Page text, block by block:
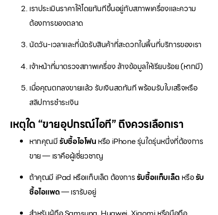
เราประเมินราคาให้โดยทันทีขึ้นอยู่กับสภาพเครื่องและความ
ต้องการของตลาด
นัดวัน-เวลาและที่นัดรับสินค้าที่สะดวกในพื้นที่บริการของเรา
เจ้าหน้าที่มาตรวจสภาพเครื่อง ล้างข้อมูลให้เรียบร้อย (หากมี)
เมื่อคุณตกลงขายแล้ว รับเงินสดทันที พร้อมรับใบเสร็จหรือ
สลิปการชำระเงิน
เหตุใด “ขายอุปกรณ์ไอที” ถึงควรเลือกเรา
หากคุณมีรับซื้อไอโฟน หรือ iPhone รุ่นใดรุ่นหนึ่งที่ต้องการ
ขาย — เราคือผู้เชี่ยวชาญ
ถ้าคุณมี iPad หรือแท็บเล็ต ต้องการรับซื้อแท็บเล็ต หรือรับ
ซื้อไอแพด— เรารับอยู่